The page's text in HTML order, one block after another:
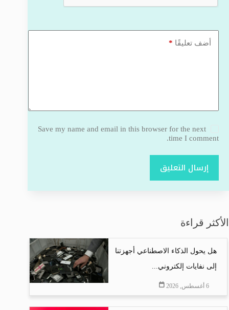
أضف تعليقًا *
Save my name and email in this browser for the next
time I comment.
إرسال التعليق
الأكثر قراءة
هل يحول الذكاء الاصطناعي أجهزتنا
إلى نفايات إلكتروني...
6 أغسطس, 2026